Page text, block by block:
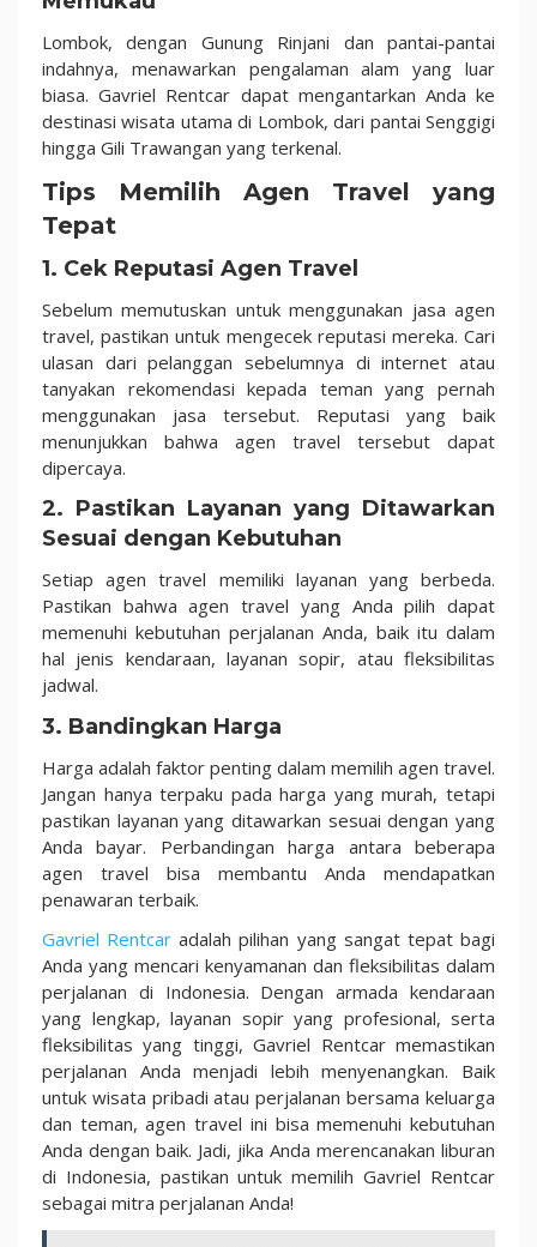
Lombok, dengan Gunung Rinjani dan pantai-pantai
indahnya, menawarkan pengalaman alam yang luar
biasa. Gavriel Rentcar dapat mengantarkan Anda ke
destinasi wisata utama di Lombok, dari pantai Senggigi
hingga Gili Trawangan yang terkenal.
Tips Memilih Agen Travel yang
Tepat
1. Cek Reputasi Agen Travel
Sebelum memutuskan untuk menggunakan jasa agen
travel, pastikan untuk mengecek reputasi mereka. Cari
ulasan dari pelanggan sebelumnya di internet atau
tanyakan rekomendasi kepada teman yang pernah
menggunakan jasa tersebut. Reputasi yang baik
menunjukkan bahwa agen travel tersebut dapat
dipercaya.
2. Pastikan Layanan yang Ditawarkan
Sesuai dengan Kebutuhan
Setiap agen travel memiliki layanan yang berbeda.
Pastikan bahwa agen travel yang Anda pilih dapat
memenuhi kebutuhan perjalanan Anda, baik itu dalam
hal jenis kendaraan, layanan sopir, atau fleksibilitas
jadwal.
3. Bandingkan Harga
Harga adalah faktor penting dalam memilih agen travel.
Jangan hanya terpaku pada harga yang murah, tetapi
pastikan layanan yang ditawarkan sesuai dengan yang
Anda bayar. Perbandingan harga antara beberapa
agen travel bisa membantu Anda mendapatkan
penawaran terbaik.
Gavriel Rentcar adalah pilihan yang sangat tepat bagi
Anda yang mencari kenyamanan dan fleksibilitas dalam
perjalanan di Indonesia. Dengan armada kendaraan
yang lengkap, layanan sopir yang profesional, serta
fleksibilitas yang tinggi, Gavriel Rentcar memastikan
perjalanan Anda menjadi lebih menyenangkan. Baik
untuk wisata pribadi atau perjalanan bersama keluarga
dan teman, agen travel ini bisa memenuhi kebutuhan
Anda dengan baik. Jadi, jika Anda merencanakan liburan
di Indonesia, pastikan untuk memilih Gavriel Rentcar
sebagai mitra perjalanan Anda!